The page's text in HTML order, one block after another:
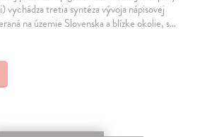
vychádza tretia syntéza vývoja nápisovej
na územie Slovenska a blízke okolie, s…